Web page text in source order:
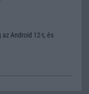
Android 12-t, és